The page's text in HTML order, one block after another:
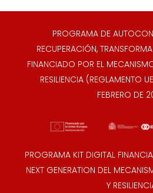
PROGRAMA DE
RECUPERACIÓN,
FINANCIADO POR EL
RESILIENCIA (REGLAMENTO
FEBRERO DE
PROGRAMA KIT DIGITAL
NEXT GENERATION DEL
Y